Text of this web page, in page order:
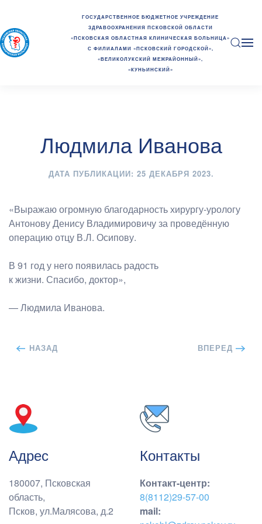
ГОСУДАРСТВЕННОЕ БЮДЖЕТНОЕ УЧРЕЖДЕНИЕ
ЗДРАВООХРАНЕНИЯ ПСКОВСКОЙ ОБЛАСТИ
«ПСКОВСКАЯ ОБЛАСТНАЯ КЛИНИЧЕСКАЯ БОЛЬНИЦА»
С ФИЛИАЛАМИ «ПСКОВСКИЙ ГОРОДСКОЙ»,
«ВЕЛИКОЛУКСКИЙ МЕЖРАЙОННЫЙ»,
«КУНЬИНСКИЙ»
Людмила Иванова
ДАТА ПУБЛИКАЦИИ: 25 ДЕКАБРЯ 2023.
«Выражаю огромную благодарность хирургу-урологу
Антонову Денису Владимировичу за проведённую
операцию отцу В.Л. Осипову.
В 91 год у него появилась радость
к жизни. Спасибо, доктор»,
— Людмила Иванова.
НАЗАД ВПЕРЕД
Адрес
180007, Псковская
область,
Псков, ул.Малясова, д.2
Контакты
Контакт-центр:
8(8112)29-57-00
mail: